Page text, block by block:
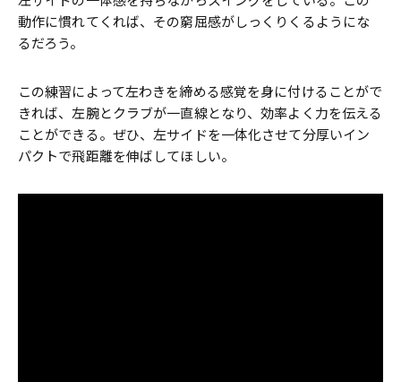
動作に慣れてくれば、その窮屈感がしっくりくるようにな
るだろう。
この練習によって左わきを締める感覚を身に付けることがで
きれば、左腕とクラブが一直線となり、効率よく力を伝える
ことができる。ぜひ、左サイドを一体化させて分厚いイン
パクトで飛距離を伸ばしてほしい。